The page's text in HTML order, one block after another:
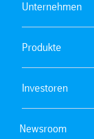
Unternehmen
Produkte
Investoren
Newsroom